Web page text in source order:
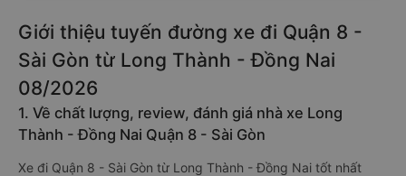
Giới thiệu tuyến đường xe đi Quận 8 -
Sài Gòn từ Long Thành - Đồng Nai
08/2026
1. Về chất lượng, review, đánh giá nhà xe Long
Thành - Đồng Nai Quận 8 - Sài Gòn
Xe đi Quận 8 - Sài Gòn từ Long Thành - Đồng Nai tốt nhất